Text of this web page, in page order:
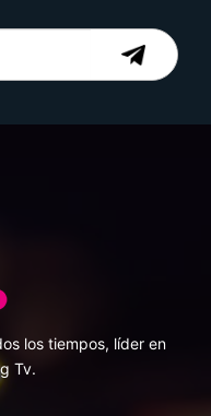
los tiempos, líder en
Tv.